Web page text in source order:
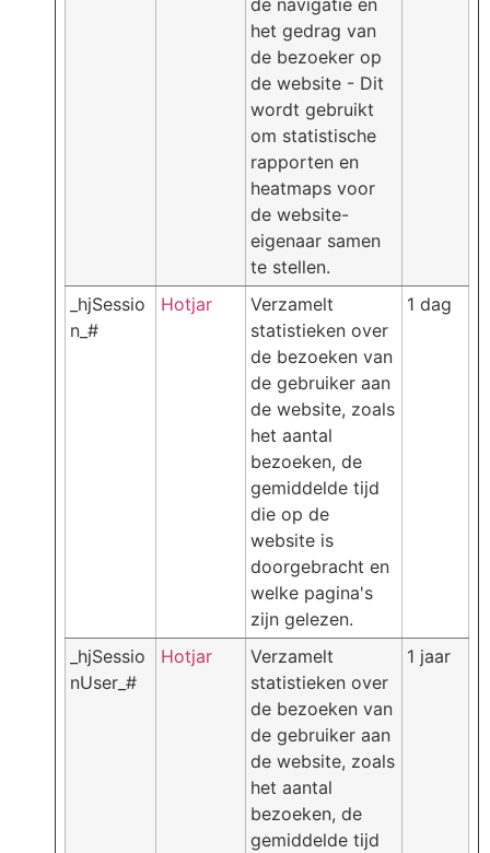
het gedrag van
de bezoeker op
de website - Dit
wordt gebruikt
om statistische
rapporten en
heatmaps voor
de website-
eigenaar samen
te stellen.
_hjSessio
n_#
Hotjar
Verzamelt
statistieken over
de bezoeken van
de gebruiker aan
de website, zoals
het aantal
bezoeken, de
gemiddelde tijd
die op de
website is
doorgebracht en
welke pagina's
zijn gelezen.
1 dag
_hjSessio
nUser_#
Hotjar
Verzamelt
statistieken over
de bezoeken van
de gebruiker aan
de website, zoals
het aantal
bezoeken, de
gemiddelde tijd
1 jaar